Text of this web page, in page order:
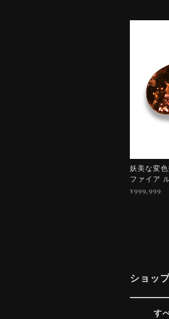
妖美な変
ファイア
¥999,999
ショッ
す